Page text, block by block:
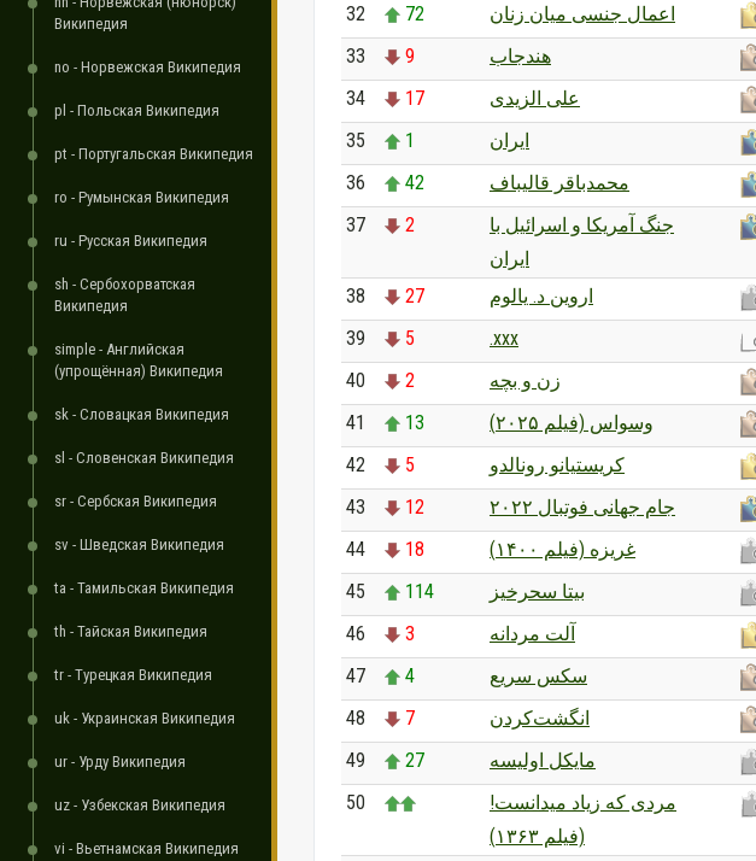
Википедия
no - Норвежская Википедия
pl - Польская Википедия
pt - Португальская Википедия
ro - Румынская Википедия
ru - Русская Википедия
sh - Сербохорватская
Википедия
simple - Английская
(упрощённая) Википедия
sk - Словацкая Википедия
sl - Словенская Википедия
sr - Сербская Википедия
sv - Шведская Википедия
ta - Тамильская Википедия
th - Тайская Википедия
tr - Турецкая Википедия
uk - Украинская Википедия
ur - Урду Википедия
uz - Узбекская Википедия
vi - Вьетнамская Википедия
32
72 اعمال جنسی میان زنان
33
9 هندجاب
34
17 علی الزیدی
35
1 ایران
36
42 محمدباقر قالیباف
37
2
جنگ آمریکا و اسرائیل با
ایران
38 27 اروین د. یالوم
39
5 .xxx
40
2 زن و بچه
41
13 وسواس (فیلم ۲۰۲۵)
42
5 کریستیانو رونالدو
43
12 جام جهانی فوتبال ۲۰۲۲
44
18 غریزه (فیلم ۱۴۰۰)
45
114 بیتا سحرخیز
46
3 آلت مردانه
47
4 سکس سریع
48
7 انگشت‌کردن
49
27 مایکل اولیسه
50
مردی که زیاد میدانست!
(فیلم ۱۳۶۳)